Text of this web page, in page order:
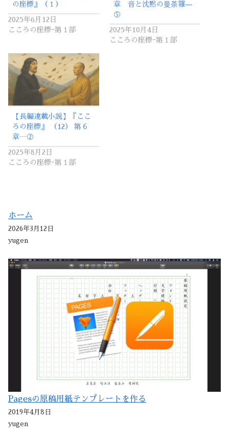
の座標』（１）
2025年6月12日
こころの座標ｰ第１部
章 音と沈黙の曼荼羅—
⑤
2025年10月4日
こころの座標ｰ第１部
【長編連載小説】『ここ
ろの座標』 （12） 第６
章―②
2025年8月2日
こころの座標ｰ第１部
ホーム
2026年3月12日
yugen
Pagesの原稿用紙テンプレートを作る
2019年4月8日
yugen